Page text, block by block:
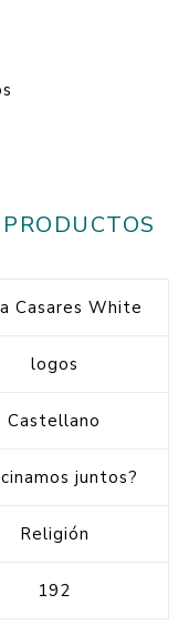
Casares White
logos
Castellano
juntos?
Religión
192